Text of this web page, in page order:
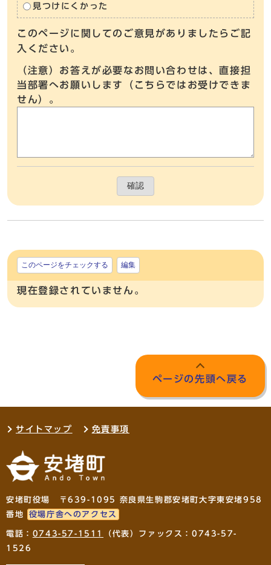
見つけにくかった
このページに関してのご意見がありましたらご記
入ください。
（注意）お答えが必要なお問い合わせは、直接担
当部署へお願いします（こちらではお受けできま
せん）。
確認
このページをチェックする 編集
現在登録されていません。
ページの先頭へ戻る
サイトマップ 免責事項
安堵町役場 〒639-1095 奈良県生駒郡安堵町大字東安堵958
番地
役場庁舎へのアクセス
電話： 0743-57-1511
（代表）ファックス：0743-57-
1526